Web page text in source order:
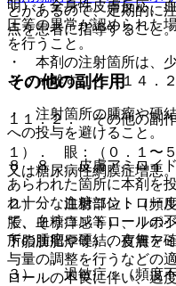
とがあるので、定期的に
点を患者に指導すること
・ 本剤の注射箇所は、
３ｃｍ離すこと〔１４．
・ 注射箇所の腫瘤や硬
への投与を避けること。
８．８． 皮膚アミロイ
あらわれた箇所に本剤を
れ十分な血糖コントロー
で、血糖コントロールの
所の腫瘤や硬結の有無を
与量の調整を行うなどの
ロールの不良に伴い、過
明）：全身性皮膚反応、
圧等の異常が認められた
を行うこと。
その他の副作用
１１．２． その他の副
１）． 眼：（０．１〜
又は糖尿病性網膜症増悪。
２）． 注射部位：（頻
脹、そう痒感等）、リポ
下脂肪肥厚等）、皮膚ア
３）． 過敏症：（頻度